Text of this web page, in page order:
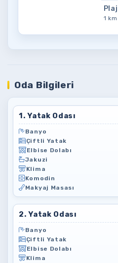
Plaj
1 km
Oda Bilgileri
1. Yatak Odası
Banyo
Çiftli Yatak
Elbise Dolabı
Jakuzi
Klima
Komodin
Makyaj Masası
2. Yatak Odası
Banyo
Çiftli Yatak
Elbise Dolabı
Klima